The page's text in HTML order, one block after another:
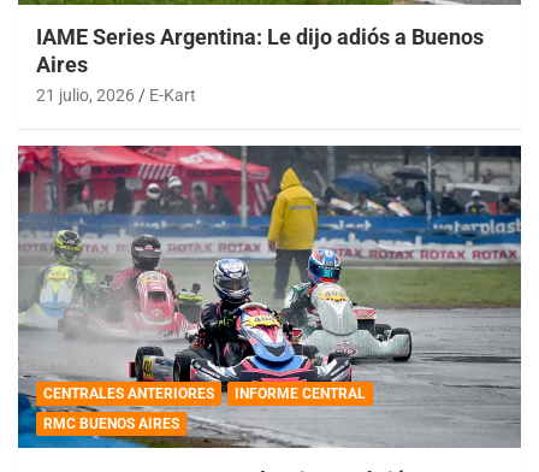
IAME Series Argentina: Le dijo adiós a Buenos
Aires
21 julio, 2026 E-Kart
CENTRALES ANTERIORES
INFORME CENTRAL
RMC BUENOS AIRES